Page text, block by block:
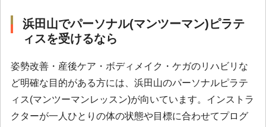
浜田山でパーソナル(マンツーマン)ピラテ
ィスを受けるなら
姿勢改善・産後ケア・ボディメイク・ケガのリハビリな
ど明確な目的がある方には、浜田山のパーソナルピラテ
ィス(マンツーマンレッスン)が向いています。インストラ
クターが一人ひとりの体の状態や目標に合わせてプログ